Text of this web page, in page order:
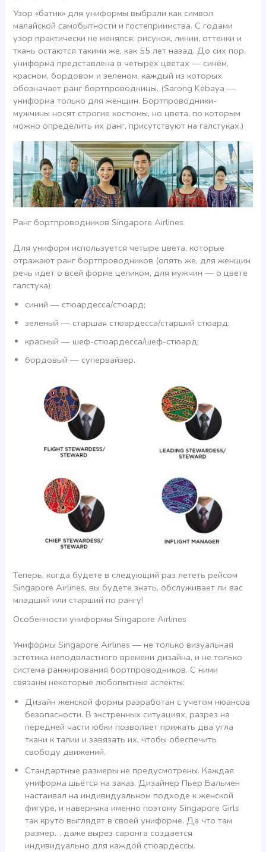
Узор «батик» для униформы выбрали как символ
малайской самобытности и гостеприимства. С годами
узор практически не менялся; рисунок, линии, оттенки и
ткань остаются такими же, как 55 лет назад. До сих пор,
униформа представлена в четырех цветах — синем,
красном, бордовом и зеленом, каждый из которых
обозначает ранг бортпроводницы. (Sarong Kebaya —
униформа только для женщин. Бортпроводники-
мужчины носят строгие костюмы, но цвета, по которым
можно определить их ранг, присутствуют на галстуках.)
Ранг бортпроводников Singapore Airlines
Для униформ используется четыре цвета, которые
отражают ранг бортпроводников (опять же, для женщин
речь идет о всей форме целиком, для мужчин — о цвете
галстука):
синий — стюардесса/стюард;
зеленый — старшая стюардесса/старший стюард;
красный — шеф-стюардесса/шеф-стюард;
бордовый — супервайзер.
Теперь, когда будете в следующий раз лететь рейсом
Singapore Airlines, вы будете знать, обслуживает ли вас
младший или старший по рангу!
Особенности униформы Singapore Airlines
Униформы Singapore Airlines — не только визуальная
эстетика неподвластного времени дизайна, и не только
система ранжирования бортпроводников. С ними
связаны некоторые любопытные аспекты:
Дизайн женской формы разработан с учетом нюансов
безопасности. В экстренных ситуациях, разрез на
передней части юбки позволяет прижать два угла
ткани к талии и завязать их, чтобы обеспечить
свободу движений.
Стандартные размеры не предусмотрены. Каждая
униформа шьётся на заказ. Дизайнер Пьер Бальмен
настаивал на индивидуальном подходе к женской
фигуре, и наверняка именно поэтому Singapore Girls
так круто выглядят в своей униформе. Да что там
размер… даже вырез саронга создается
индивидуально для каждой стюардессы.